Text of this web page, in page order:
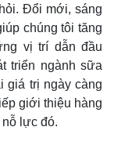
Đổi mới, sáng
chúng tôi tăng
vị trí dẫn đầu
triển ngành sữa
giá trị ngày càng
giới thiệu hàng
lực đó.